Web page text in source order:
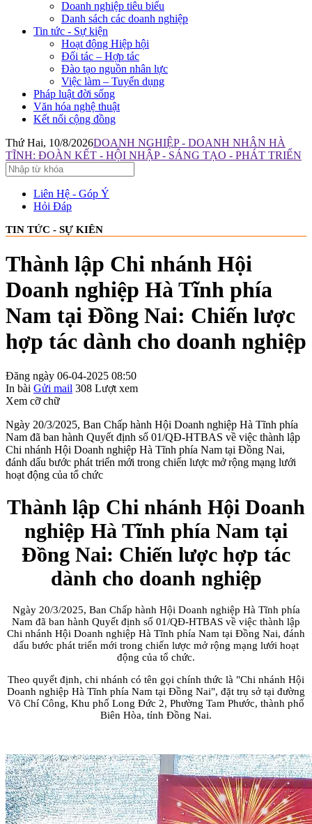
Doanh nghiệp tiêu biểu
Danh sách các doanh nghiệp
Tin tức - Sự kiện
Hoạt động Hiệp hội
Đối tác – Hợp tác
Đào tạo nguồn nhân lực
Việc làm – Tuyển dụng
Pháp luật đời sống
Văn hóa nghệ thuật
Kết nối cộng đồng
Thứ Hai, 10/8/2026DOANH NGHIỆP - DOANH NHÂN HÀ
TĨNH: ĐOÀN KẾT - HỘI NHẬP - SÁNG TẠO - PHÁT TRIỂN
Liên Hệ - Góp Ý
Hỏi Đáp
TIN TỨC - SỰ KIÊN
Thành lập Chi nhánh Hội
Doanh nghiệp Hà Tĩnh phía
Nam tại Đồng Nai: Chiến lược
hợp tác dành cho doanh nghiệp
Đăng ngày 06-04-2025 08:50
In bài Gửi mail 308 Lượt xem
Xem cỡ chữ
Ngày 20/3/2025, Ban Chấp hành Hội Doanh nghiệp Hà Tĩnh phía
Nam đã ban hành Quyết định số 01/QĐ-HTBAS về việc thành lập
Chi nhánh Hội Doanh nghiệp Hà Tĩnh phía Nam tại Đồng Nai,
đánh dấu bước phát triển mới trong chiến lược mở rộng mạng lưới
hoạt động của tổ chức
Thành lập Chi nhánh Hội Doanh
nghiệp Hà Tĩnh phía Nam tại
Đồng Nai: Chiến lược hợp tác
dành cho doanh nghiệp
Ngày 20/3/2025, Ban Chấp hành Hội Doanh nghiệp Hà Tĩnh phía
Nam đã ban hành Quyết định số 01/QĐ-HTBAS về việc thành lập
Chi nhánh Hội Doanh nghiệp Hà Tĩnh phía Nam tại Đồng Nai, đánh
dấu bước phát triển mới trong chiến lược mở rộng mạng lưới hoạt
động của tổ chức.
Theo quyết định, chi nhánh có tên gọi chính thức là "Chi nhánh Hội
Doanh nghiệp Hà Tĩnh phía Nam tại Đồng Nai", đặt trụ sở tại đường
Võ Chí Công, Khu phố Long Đức 2, Phường Tam Phước, thành phố
Biên Hòa, tỉnh Đồng Nai.